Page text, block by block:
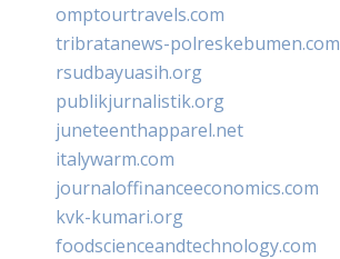
omptourtravels.com
tribratanews-polreskebumen.com
rsudbayuasih.org
publikjurnalistik.org
juneteenthapparel.net
italywarm.com
journaloffinanceeconomics.com
kvk-kumari.org
foodscienceandtechnology.com